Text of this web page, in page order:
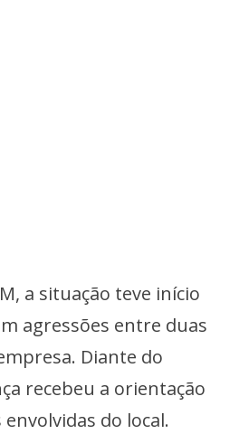
a situação teve início
agressões entre duas
Diante do
recebeu a orientação
do local.